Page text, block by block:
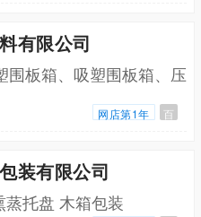
有限公司
围板箱、吸塑围板箱、压
网店第1年 百
装有限公司
托盘 木箱包装